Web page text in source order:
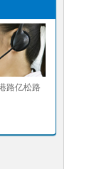
路亿松路